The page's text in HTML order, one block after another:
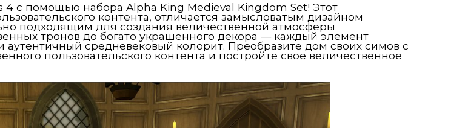
4 с помощью набора Alpha King Medieval Kingdom Set! Этот
контента, отличается замысловатым дизайном
подходящим для создания величественной атмосферы
тронов до богато украшенного декора — каждый элемент
средневековый колорит. Преобразите дом своих симов с
пользовательского контента и постройте свое величественное